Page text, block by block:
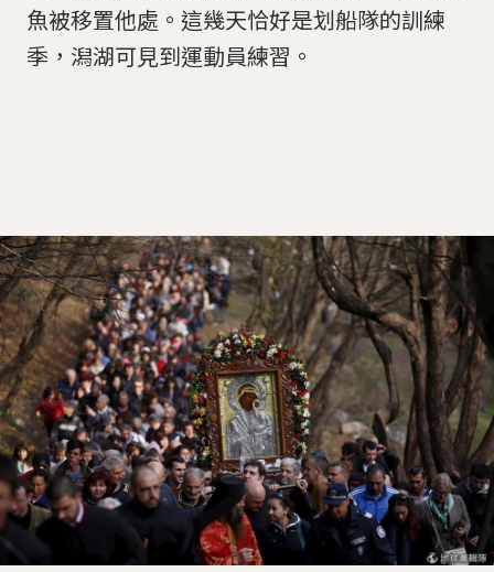
魚被移置他處。這幾天恰好是划船隊的訓練
季，潟湖可見到運動員練習。